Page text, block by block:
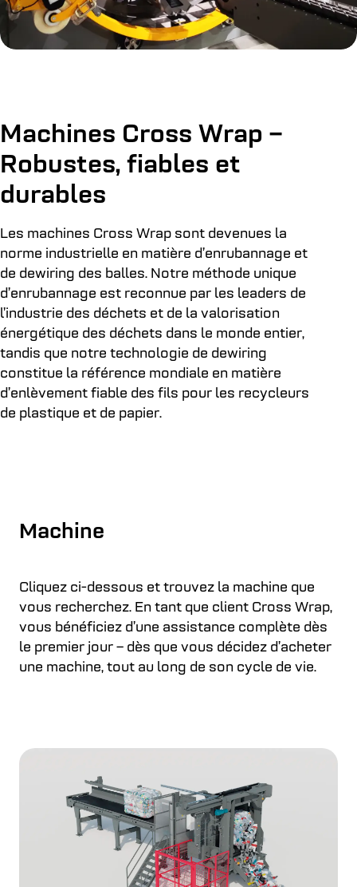
Machines Cross Wrap –
Robustes, fiables et
durables
Les machines Cross Wrap sont devenues la
norme industrielle en matière d’enrubannage et
de dewiring des balles. Notre méthode unique
d’enrubannage est reconnue par les leaders de
l’industrie des déchets et de la valorisation
énergétique des déchets dans le monde entier,
tandis que notre technologie de dewiring
constitue la référence mondiale en matière
d’enlèvement fiable des fils pour les recycleurs
de plastique et de papier.
Machine
Cliquez ci-dessous et trouvez la machine que
vous recherchez. En tant que client Cross Wrap,
vous bénéficiez d’une assistance complète dès
le premier jour – dès que vous décidez d’acheter
une machine, tout au long de son cycle de vie.